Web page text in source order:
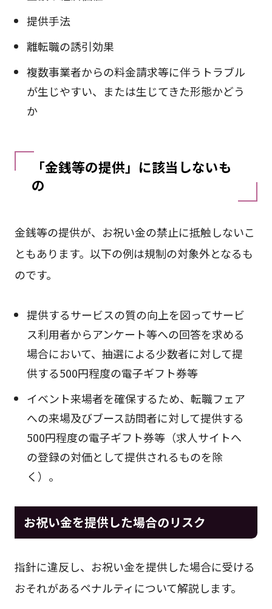
提供手法
離転職の誘引効果
複数事業者からの料金請求等に伴うトラブル
が生じやすい、または生じてきた形態かどう
か
「金銭等の提供」に該当しないも
の
金銭等の提供が、お祝い金の禁止に抵触しないこ
ともあります。以下の例は規制の対象外となるも
のです。
提供するサービスの質の向上を図ってサービ
ス利用者からアンケート等への回答を求める
場合において、抽選による少数者に対して提
供する500円程度の電子ギフト券等
イベント来場者を確保するため、転職フェア
への来場及びブース訪問者に対して提供する
500円程度の電子ギフト券等（求人サイトへ
の登録の対価として提供されるものを除
く）。
お祝い金を提供した場合のリスク
指針に違反し、お祝い金を提供した場合に受ける
おそれがあるペナルティについて解説します。